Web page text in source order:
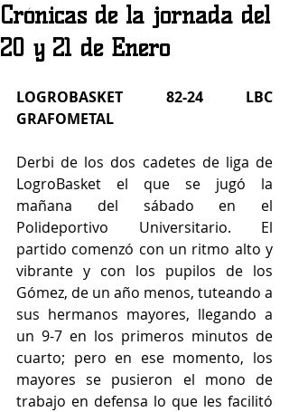
Crónicas de la jornada del
20 y 21 de Enero
LOGROBASKET 82-24 LBC
GRAFOMETAL
Derbi de los dos cadetes de liga de
LogroBasket el que se jugó la
mañana del sábado en el
Polideportivo Universitario. El
partido comenzó con un ritmo alto y
vibrante y con los pupilos de los
Gómez, de un año menos, tuteando a
sus hermanos mayores, llegando a
un 9-7 en los primeros minutos de
cuarto; pero en ese momento, los
mayores se pusieron el mono de
trabajo en defensa lo que les facilitó